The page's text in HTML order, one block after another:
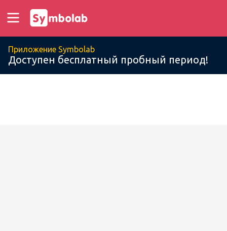
Приложение Symbolab
Доступен бесплатный пробный период!